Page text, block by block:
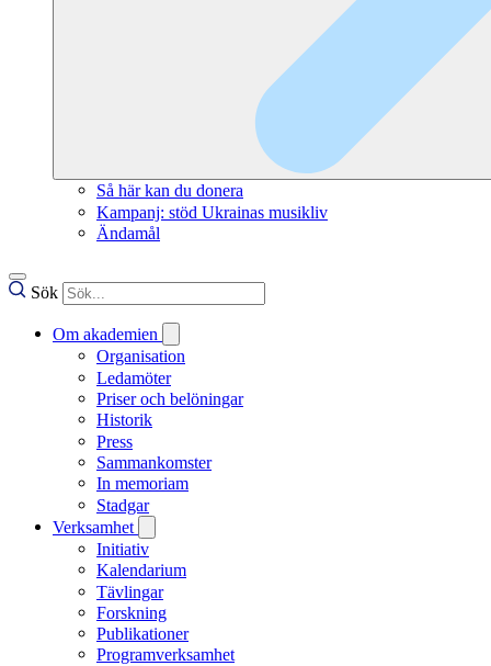
Så här kan du donera
Kampanj: stöd Ukrainas musikliv
Ändamål
Sök
Om akademien
Organisation
Ledamöter
Priser och belöningar
Historik
Press
Sammankomster
In memoriam
Stadgar
Verksamhet
Initiativ
Kalendarium
Tävlingar
Forskning
Publikationer
Programverksamhet